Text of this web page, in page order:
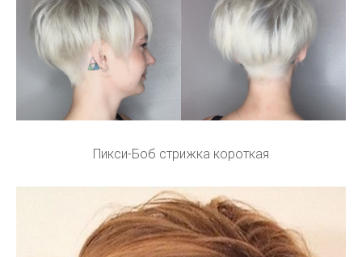
Пикси-Боб стрижка короткая